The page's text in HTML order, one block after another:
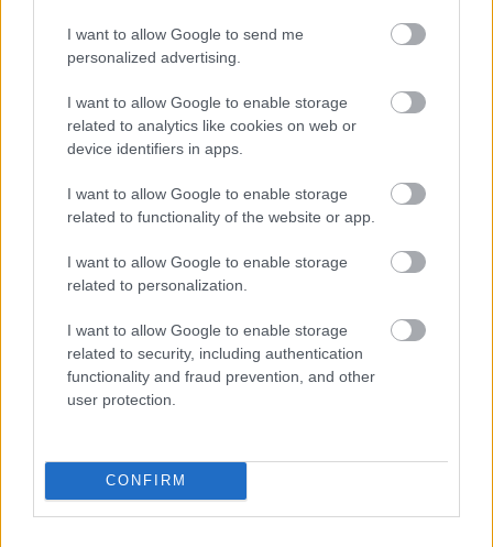
I want to allow Google to send me
personalized advertising.
I want to allow Google to enable storage
related to analytics like cookies on web or
device identifiers in apps.
I want to allow Google to enable storage
related to functionality of the website or app.
I want to allow Google to enable storage
related to personalization.
I want to allow Google to enable storage
related to security, including authentication
functionality and fraud prevention, and other
user protection.
CONFIRM
megkönnyebbülten elmosolyodott, és
megsimogatta a kis jószágot. Nagyon úgy
festett a dolog, hogy átaludta az egész
felfordulást.
Kezében a lábassal keresztülevickélt a
törmeléken, ki a ház elé. Odalent, a szirt
tövében nem volt ekkora rumli: néhány letört
faág és pár fej elgurult káposzta utalt csak az
Székláb állt, egy hosszú létrával küszködött.
A vízimanók a kerítés tövében
– Ha valamelyikőtök most nem fér a bőrébe,
bizony nagyon megjárja! – kiáltotta feléjük az
öreg, és látszott rajta, hogy nem tréfál.
Felemelte a fejét, és a magasba kémlelt. Az
lustán, ám az egyikük feltűnően kisebb és
csúnyább volt a többinél. – Mintha beteg
volna – gondolta Zalán, bármilyen